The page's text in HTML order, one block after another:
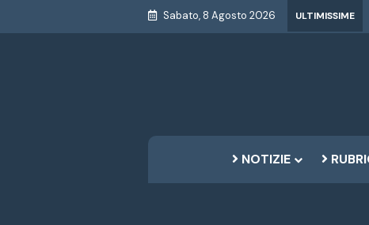
Sabato, 8 Agosto 2026 ULTIMISSIME
NOTIZIE